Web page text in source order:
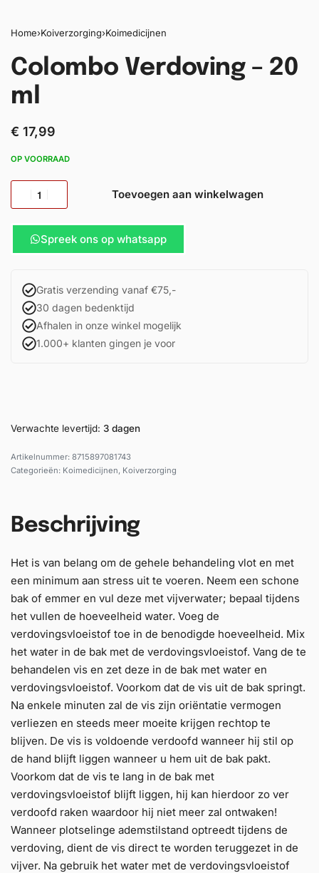
Home›Koiverzorging›Koimedicijnen
Colombo Verdoving – 20
ml
€ 17,99
OP VOORRAAD
Toevoegen aan winkelwagen
Spreek ons op whatsapp
Gratis verzending vanaf €75,-
30 dagen bedenktijd
Afhalen in onze winkel mogelijk
1.000+ klanten gingen je voor
Verwachte levertijd: 3 dagen
8715897081743
Categorieën: Koimedicijnen, Koiverzorging
Beschrijving
Het is van belang om de gehele behandeling vlot en met
een minimum aan stress uit te voeren. Neem een schone
bak of emmer en vul deze met vijverwater; bepaal tijdens
het vullen de hoeveelheid water. Voeg de
verdovingsvloeistof toe in de benodigde hoeveelheid. Mix
het water in de bak met de verdovingsvloeistof. Vang de te
behandelen vis en zet deze in de bak met water en
verdovingsvloeistof. Voorkom dat de vis uit de bak springt.
Na enkele minuten zal de vis zijn oriëntatie vermogen
verliezen en steeds meer moeite krijgen rechtop te
blijven. De vis is voldoende verdoofd wanneer hij stil op
de hand blijft liggen wanneer u hem uit de bak pakt.
Voorkom dat de vis te lang in de bak met
verdovingsvloeistof blijft liggen, hij kan hierdoor zo ver
verdoofd raken waardoor hij niet meer zal ontwaken!
Wanneer plotselinge ademstilstand optreedt tijdens de
verdoving, dient de vis direct te worden teruggezet in de
vijver. Na gebruik het water met de verdovingsvloeistof